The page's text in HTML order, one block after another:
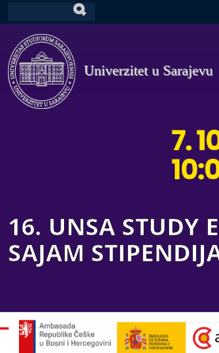
na
glavni
sadržaj
Univerzitet u Sarajevu
16. UNSA STUDY
SAJAM